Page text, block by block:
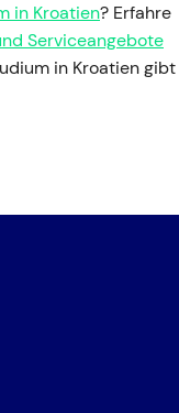
in Kroatien? Erfahre
Serviceangebote
in Kroatien gibt